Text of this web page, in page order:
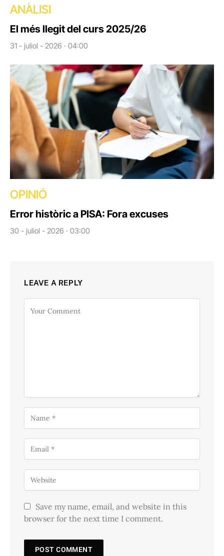
ANÀLISI
El més llegit del curs 2025/26
31 - juliol - 2026 · 04:00
OPINIÓ
Error històric a PISA: Fora excuses
30 - juliol - 2026 · 03:00
LEAVE A REPLY
Save my name, email, and website in this
browser for the next time I comment.